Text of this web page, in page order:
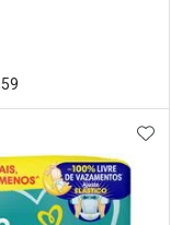
sem Desconto
29,59/cada
29,59/cada
FAVORITOS